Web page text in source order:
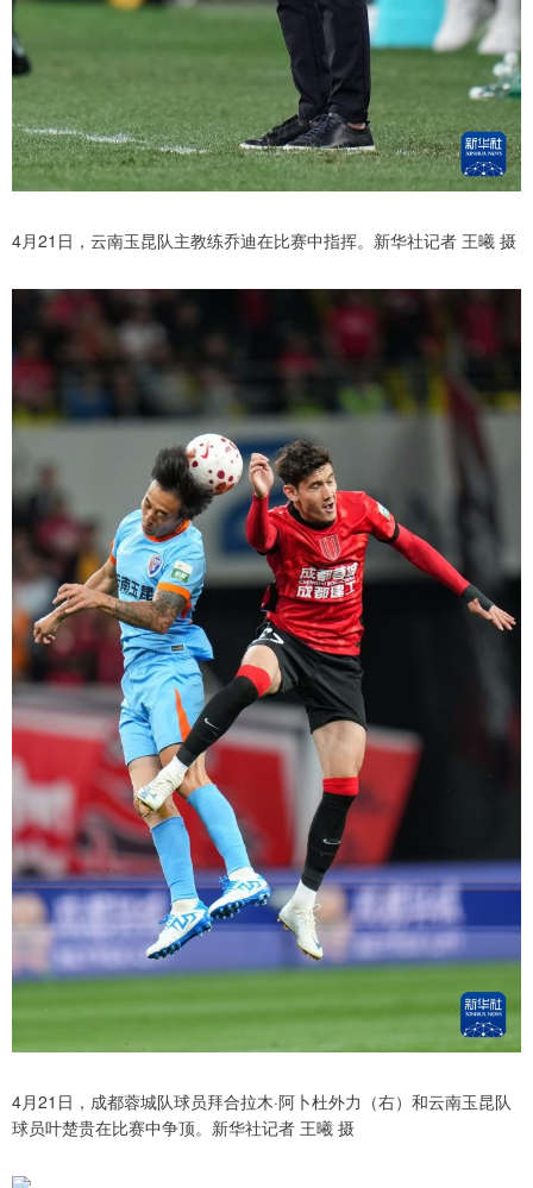
4月21日，云南玉昆队主教练乔迪在比赛中指挥。新华社记者 王曦 摄
4月21日，成都蓉城队球员拜合拉木·阿卜杜外力（右）和云南玉昆队
球员叶楚贵在比赛中争顶。新华社记者 王曦 摄